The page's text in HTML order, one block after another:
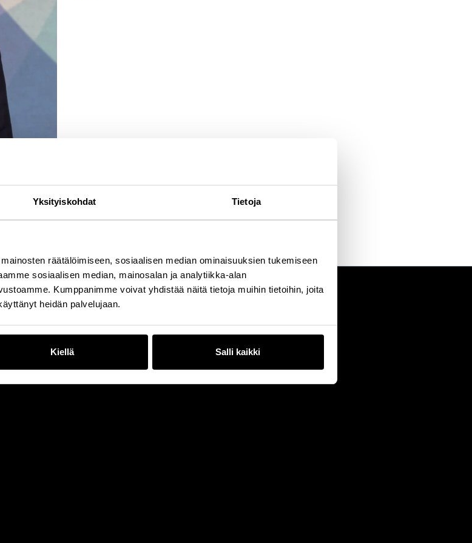
Yksityiskohdat Tietoja
räätälöimiseen, sosiaalisen median ominaisuuksien tukemiseen
sosiaalisen median, mainosalan ja analytiikka-alan
Kumppanimme voivat yhdistää näitä tietoja muihin tietoihin, joita
heidän palvelujaan.
Kiellä Salli kaikki